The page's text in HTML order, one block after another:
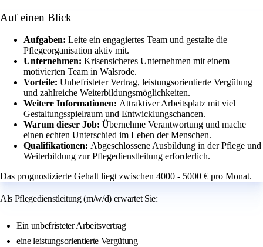
Auf einen Blick
Aufgaben: Leite ein engagiertes Team und gestalte die
Pflegeorganisation aktiv mit.
Unternehmen: Krisensicheres Unternehmen mit einem
motivierten Team in Walsrode.
Vorteile: Unbefristeter Vertrag, leistungsorientierte Vergütung
und zahlreiche Weiterbildungsmöglichkeiten.
Weitere Informationen: Attraktiver Arbeitsplatz mit viel
Gestaltungsspielraum und Entwicklungschancen.
Warum dieser Job: Übernehme Verantwortung und mache
einen echten Unterschied im Leben der Menschen.
Qualifikationen: Abgeschlossene Ausbildung in der Pflege und
Weiterbildung zur Pflegedienstleitung erforderlich.
Das prognostizierte Gehalt liegt zwischen 4000 - 5000 € pro Monat.
Als Pflegedienstleitung (m/w/d) erwartet Sie:
Ein unbefristeter Arbeitsvertrag
eine leistungsorientierte Vergütung